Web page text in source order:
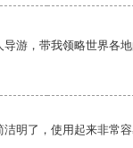
游，带我领略世界各地
洁明了，使用起来非常